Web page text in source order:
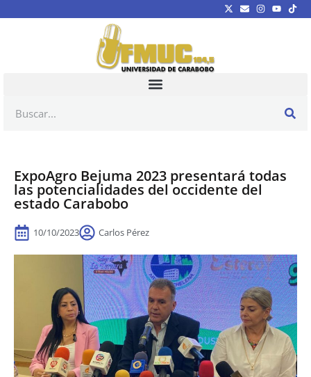
ExpoAgro Bejuma 2023 presentará todas
las potencialidades del occidente del
estado Carabobo
10/10/2023 Carlos Pérez